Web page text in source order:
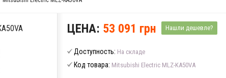
ЦЕНА: 53 091 грн Нашли дешевле?
Доступность: На складе
Код товара: Mitsubishi Electric MLZ-KA50VA